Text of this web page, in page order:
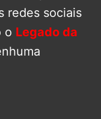
redes sociais
o Legado da